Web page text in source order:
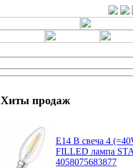
Хиты продаж
E14 B свеча 4
FILLED лампа
4058075683877